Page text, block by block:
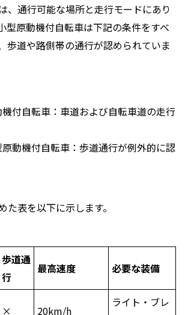
、通行可能な場所と走行モードにあり
型原動機付自転車は下記の条件をすべ
歩道や路側帯の通行が認められていま
付自転車：車道および自転車道の走行
動機付自転車：歩道通行が例外的に認
た表を以下に示します。
歩道通
行
最高速度 必要な装備
× 20km/h
ライト・ブレ